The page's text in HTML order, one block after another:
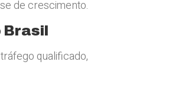
de crescimento.
qualificado,